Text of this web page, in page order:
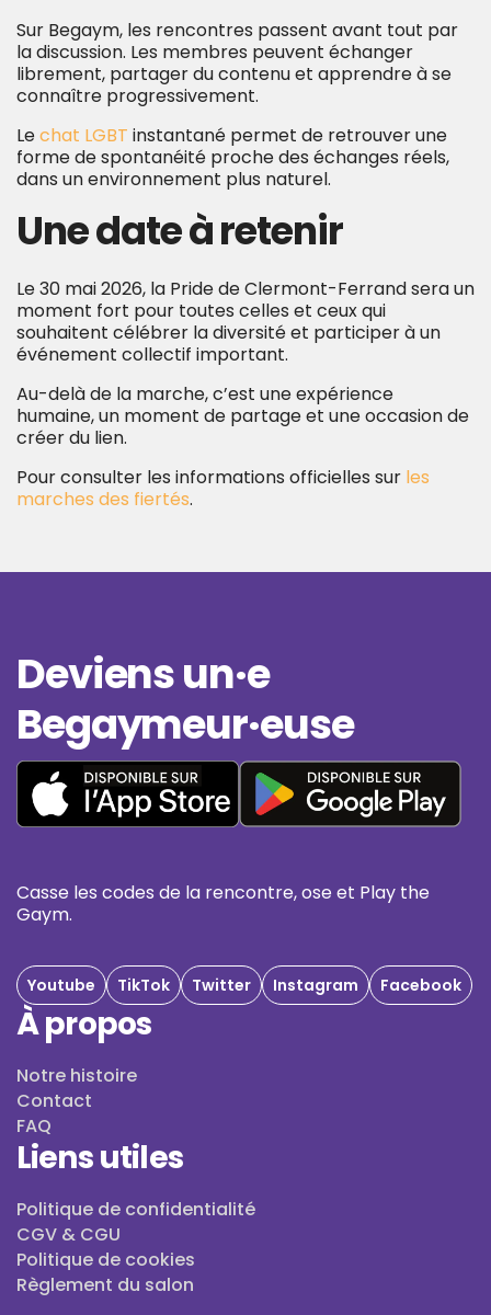
Sur Begaym, les rencontres passent avant tout par
la discussion. Les membres peuvent échanger
librement, partager du contenu et apprendre à se
connaître progressivement.
Lechat LGBT instantané permet de retrouver une
forme de spontanéité proche des échanges réels,
dans un environnement plus naturel.
Une date à retenir
Le 30 mai 2026, la Pride de Clermont-Ferrand sera un
moment fort pour toutes celles et ceux qui
souhaitent célébrer la diversité et participer à un
événement collectif important.
Au-delà de la marche, c’est une expérience
humaine, un moment de partage et une occasion de
créer du lien.
Pour consulter les informations officielles sur les
marches des fiertés.
Deviens un·e
Begaymeur·euse
Casse les codes de la rencontre, ose et Play the
Gaym.
Youtube TikTok Twitter Instagram Facebook
À propos
Notre histoire
Contact
FAQ
Liens utiles
Politique de confidentialité
CGV & CGU
Politique de cookies
Règlement du salon